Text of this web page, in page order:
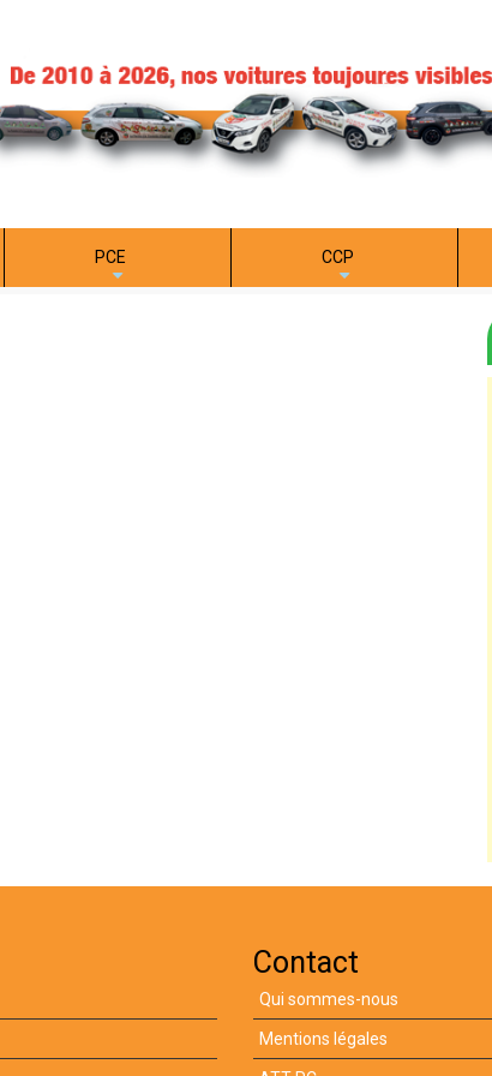
+
PCE
+
CCP
Contact
Qui sommes-nous
Mentions légales